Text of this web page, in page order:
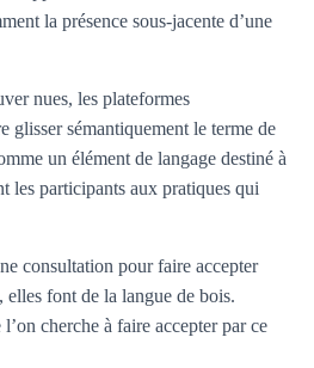
la présence sous-jacente d’une
nues, les plateformes
glisser sémantiquement le terme de
un élément de langage destiné à
les participants aux pratiques qui
consultation pour faire accepter
elles font de la langue de bois.
cherche à faire accepter par ce